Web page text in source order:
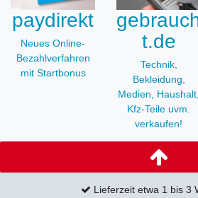
paydirekt
Neues Online-
Bezahlverfahren
mit Startbonus
t.de
Technik,
Bekleidung,
Medien, Haushalt,
Kfz-Teile uvm.
verkaufen!
Lieferzeit etwa 1 bis 3